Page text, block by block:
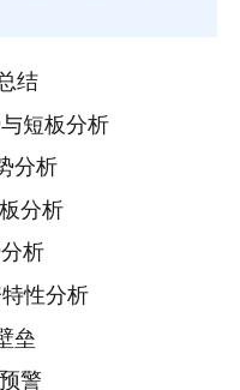
结
短板分析
分析
分析
析
性分析
垒
警